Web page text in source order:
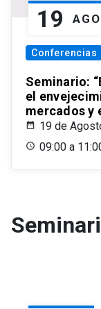
19 AGO
Conferencias
Seminario:
el
mercados y
19 de
09:00 a